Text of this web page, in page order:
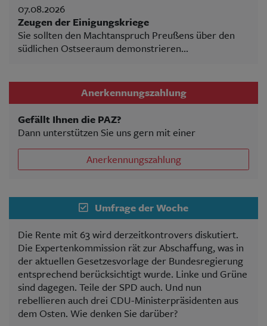
07.08.2026
Zeugen der Einigungskriege
Sie sollten den Machtanspruch Preußens über den
südlichen Ostseeraum demonstrieren...
Anerkennungszahlung
Gefällt Ihnen die PAZ?
Dann unterstützen Sie uns gern mit einer
Anerkennungszahlung
Umfrage der Woche
Die Rente mit 63 wird derzeitkontrovers diskutiert.
Die Expertenkommission rät zur Abschaffung, was in
der aktuellen Gesetzesvorlage der Bundesregierung
entsprechend berücksichtigt wurde. Linke und Grüne
sind dagegen. Teile der SPD auch. Und nun
rebellieren auch drei CDU-Ministerpräsidenten aus
dem Osten. Wie denken Sie darüber?